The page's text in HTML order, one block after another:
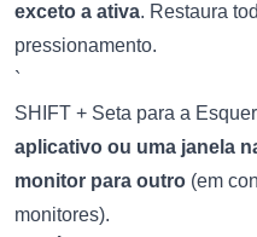
exceto a ativa. Restaura
pressionamento.
`
SHIFT + Seta para a
aplicativo ou uma janela
monitor para outro (em
monitores).